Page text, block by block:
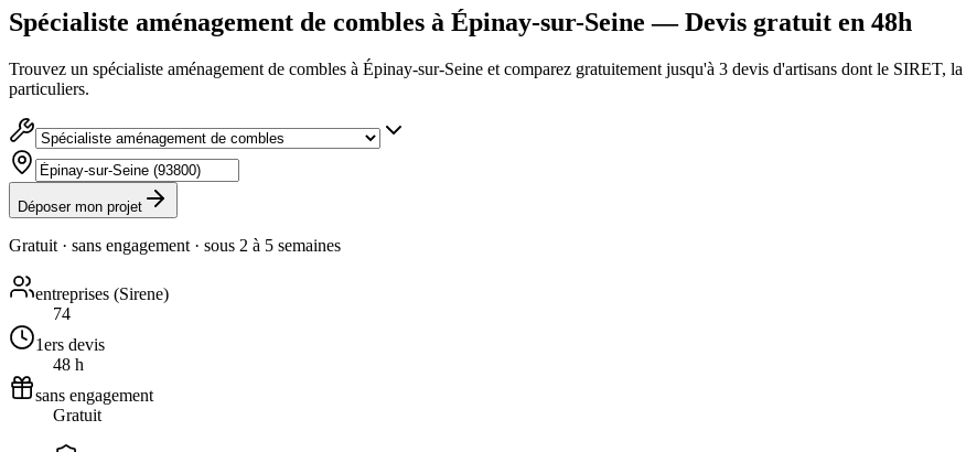
Spécialiste aménagement de combles à Épinay-sur-Seine — Devis gratuit en 48h
Trouvez un spécialiste aménagement de combles à Épinay-sur-Seine et comparez gratuitement jusqu'à 3 devis d'artisans dont le SIRET,
particuliers.
Déposer mon projet
Gratuit · sans engagement · sous 2 à 5 semaines
entreprises (Sirene)
74
1ers devis
48 h
sans engagement
Gratuit